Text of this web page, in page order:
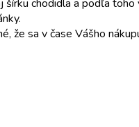
chodidla a podľa
že sa v čase Vášho